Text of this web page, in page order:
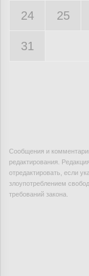
24 25
31
Сообщения и
редактирования.
отредактировать, если
злоупотреблением
требований закона.